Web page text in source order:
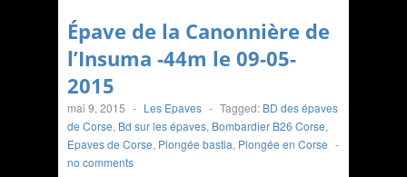
Épave de la Canonnière de
l’Insuma -44m le 09-05-
2015
mai 9, 2015 - Les Epaves - Tagged: BD des épaves
de Corse, Bd sur les épaves, Bombardier B26 Corse,
Epaves de Corse, Plongée bastia, Plongée en Corse -
no comments